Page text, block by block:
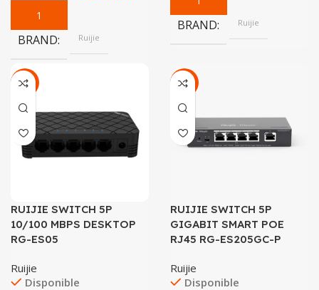
BRAND Ruijie
BRAND Ruijie
-53%
RUIJIE SWITCH 5P
10/100 MBPS DESKTOP
RG-ES05
Ruijie
Disponible
-19%
RUIJIE SWITCH 5P
GIGABIT SMART POE
RJ45 RG-ES205GC-P
Ruijie
Disponible